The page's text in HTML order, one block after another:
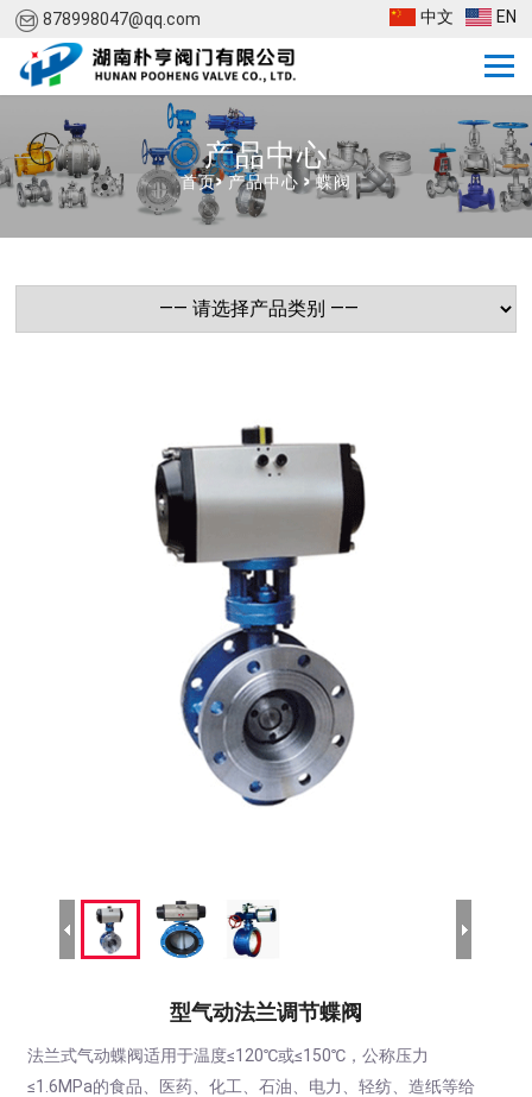
878998047@qq.com 中文 EN
产品中心
首页>产品中心 >蝶阀
型气动法兰调节蝶阀
法兰式气动蝶阀适用于温度≤120℃或≤150℃，公称压力
≤1.6MPa的食品、医药、化工、石油、电力、轻纺、造纸等给